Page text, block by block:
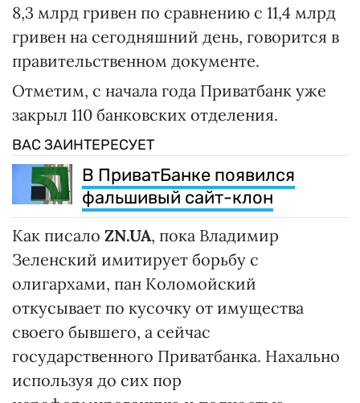
8,3 млрд гривен по сравнению с 11,4 млрд
гривен на сегодняшний день, говорится в
правительственном документе.
Отметим, с начала года Приватбанк уже
закрыл 110 банковских отделения.
ВАС ЗАИНТЕРЕСУЕТ
В ПриватБанке появился
фальшивый сайт-клон
Как писало ZN.UA, пока Владимир
Зеленский имитирует борьбу с
олигархами, пан Коломойский
откусывает по кусочку от имущества
своего бывшего, а сейчас
государственного Приватбанка. Нахально
используя до сих пор